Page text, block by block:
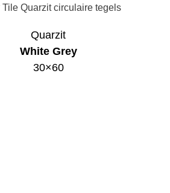
Quarzit
White Grey
30×60